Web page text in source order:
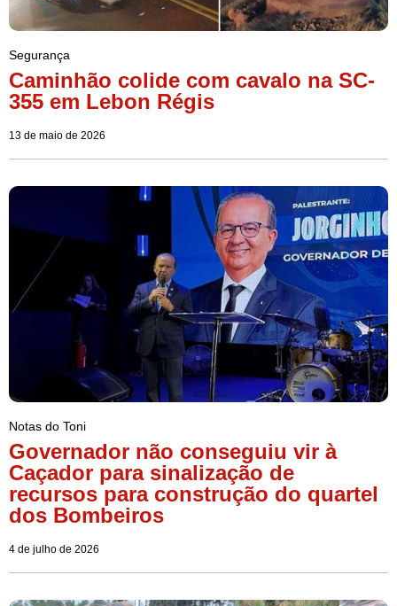
Segurança
Caminhão colide com cavalo na SC-
355 em Lebon Régis
13 de maio de 2026
Notas do Toni
Governador não conseguiu vir à
Caçador para sinalização de
recursos para construção do quartel
dos Bombeiros
4 de julho de 2026